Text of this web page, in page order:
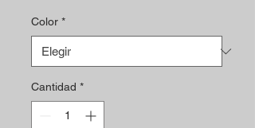
Color *
Cantidad *